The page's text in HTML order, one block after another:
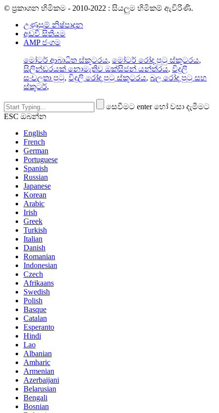
© ප්‍රකාශන හිමිකම - 2010-2022 : සියලුම හිමිකම් ඇවිරිණි.
උණුසුම් නිෂ්පාදන
අඩවි සිතියම
AMP ජංගම
මෝටර් ආබාධිත ස්කූටරය, මෝටර් රෝද පුටු ස්කූටරය,
සිලින්ඩරයක් නොමැතිව ඔක්සිජන් යන්ත්රය, විදුලි
සංචලතා පුටු, විදුලි රෝද පුටු ස්කූටරය, බල රෝද පුටු සහ
ස්කූටර්,
සෙවීමට enter හෝ වසා දැමීමට
ESC ඔබන්න
English
French
German
Portuguese
Spanish
Russian
Japanese
Korean
Arabic
Irish
Greek
Turkish
Italian
Danish
Romanian
Indonesian
Czech
Afrikaans
Swedish
Polish
Basque
Catalan
Esperanto
Hindi
Lao
Albanian
Amharic
Armenian
Azerbaijani
Belarusian
Bengali
Bosnian